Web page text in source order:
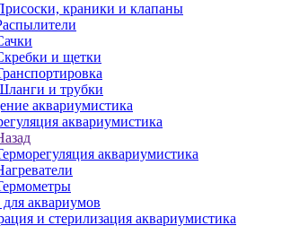
краники и клапаны
и щетки
и трубки
аквариумистика
аквариумистика
аквариумистика
аквариумов
и стерилизация аквариумистика